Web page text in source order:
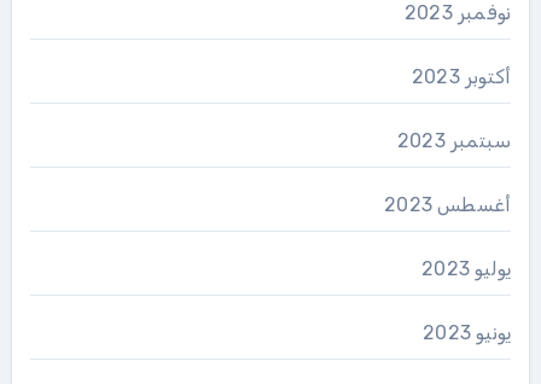
نوفمبر 2023
أكتوبر 2023
سبتمبر 2023
أغسطس 2023
يوليو 2023
يونيو 2023